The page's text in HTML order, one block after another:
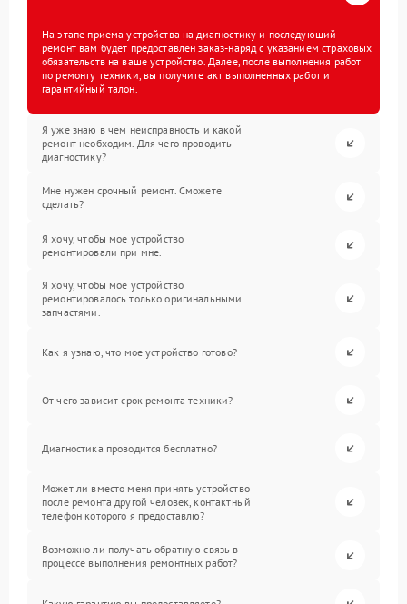
На этапе приема устройства на диагностику и последующий
ремонт вам будет предоставлен заказ-наряд с указанием страховых
обязательств на ваше устройство. Далее, после выполнения работ
по ремонту техники, вы получите акт выполненных работ и
гарантийный талон.
Я уже знаю в чем неисправность и какой
ремонт необходим. Для чего проводить
диагностику?
Мне нужен срочный ремонт. Сможете
сделать?
Я хочу, чтобы мое устройство
ремонтировали при мне.
Я хочу, чтобы мое устройство
ремонтировалось только оригинальными
запчастями.
Как я узнаю, что мое устройство готово?
От чего зависит срок ремонта техники?
Диагностика проводится бесплатно?
Может ли вместо меня принять устройство
после ремонта другой человек, контактный
телефон которого я предоставлю?
Возможно ли получать обратную связь в
процессе выполнения ремонтных работ?